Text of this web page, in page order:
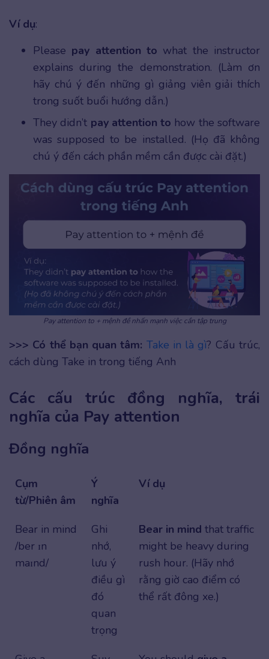
Ví dụ:
Please pay attention to what the instructor
explains during the demonstration. (Làm ơn
hãy chú ý đến những gì giảng viên giải thích
trong suốt buổi hướng dẫn.)
They didn’t pay attention to how the software
was supposed to be installed. (Họ đã không
chú ý đến cách phần mềm cần được cài đặt.)
Pay attention to + mệnh đề nhấn mạnh việc cần tập trung
>>> Có thể bạn quan tâm: Take in là gì? Cấu trúc,
cách dùng Take in trong tiếng Anh
Các cấu trúc đồng nghĩa, trái
nghĩa của Pay attention
Đồng nghĩa
Cụm
từ/Phiên âm
Ý
nghĩa
Ví dụ
Bear in mind
/ber ɪn
maɪnd/
Ghi
nhớ,
lưu ý
điều gì
đó
quan
trọng
Bear in mind that traffic
might be heavy during
rush hour. (Hãy nhớ
rằng giờ cao điểm có
thể rất đông xe.)